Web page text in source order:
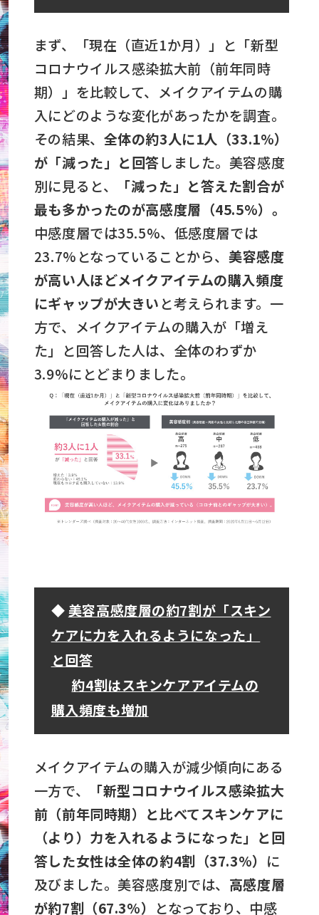
まず、「現在（直近1か月）」と「新型
コロナウイルス感染拡大前（前年同時
期）」を比較して、メイクアイテムの購
入にどのような変化があったかを調査。
その結果、 全体の約3人に1人（33.1%）
が「減った」と回答しました。美容感度
別に見ると、
「減った」と答えた割合が
最も多かったのが高感度層（45.5%）。
中感度層では35.5%、低感度層では
23.7%となっていることから、 美容感度
が高い人ほどメイクアイテムの購入頻度
にギャップが大きい と考えられます。一
方で、メイクアイテムの購入が「増え
た」と回答した人は、全体のわずか
3.9%にとどまりました。
◆美容高感度層の約7割が「スキン
ケアに力を入れるようになった」
と回答
約4割はスキンケアアイテムの
購入頻度も増加
メイクアイテムの購入が減少傾向にある
一方で、
「新型コロナウイルス感染拡大
前（前年同時期）と比べてスキンケアに
（より）力を入れるようになった」と回
答した女性は全体の約4割（37.3%） に
及びました。美容感度別では、 高感度層
が約7割（67.3%） となっており、中感